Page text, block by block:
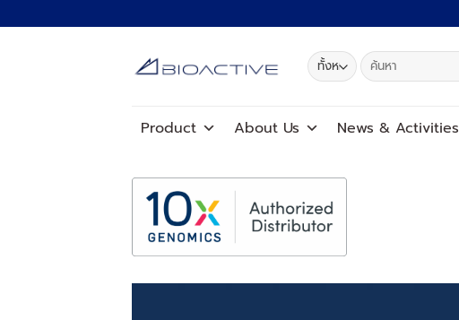
ไป
ค้นหา:
Product About Us News & Activities